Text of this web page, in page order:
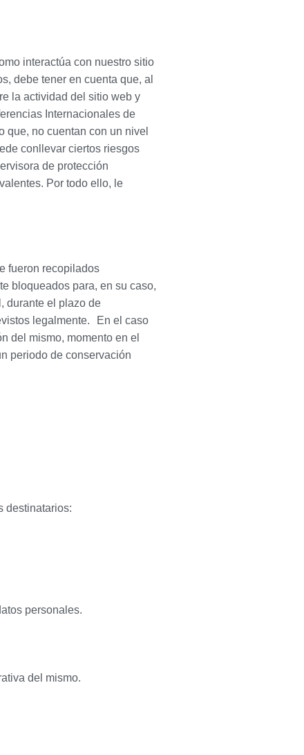
interactúa con nuestro sitio
debe tener en cuenta que, al
la actividad del sitio web y
Internacionales de
que, no cuentan con un nivel
conllevar ciertos riesgos
de protección
Por todo ello, le
fueron recopilados
bloqueados para, en su caso,
durante el plazo de
legalmente.
En el caso
del mismo, momento en el
periodo de conservación
destinatarios:
personales.
del mismo.